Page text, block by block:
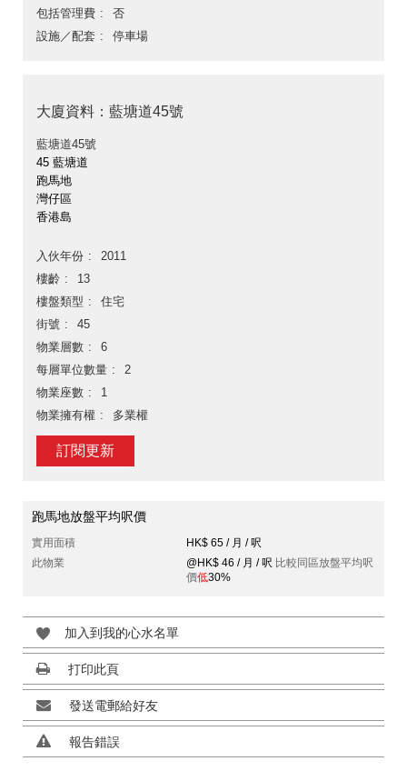
包括管理費
否
設施／配套
停車場
大廈資料：藍塘道45號
藍塘道45號
45 藍塘道
跑馬地
灣仔區
香港島
入伙年份
2011
樓齡
13
樓盤類型
住宅
街號
45
物業層數
6
每層單位數量
2
物業座數
1
物業擁有權
多業權
訂閱更新
跑馬地放盤平均呎價
實用面積
HK$ 65 / 月 / 呎
此物業
@HK$ 46 / 月 / 呎 比較同區放盤平均呎
價低30%
加入到我的心水名單
打印此頁
發送電郵給好友
報告錯誤